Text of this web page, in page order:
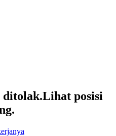
ditolak.Lihat posisi